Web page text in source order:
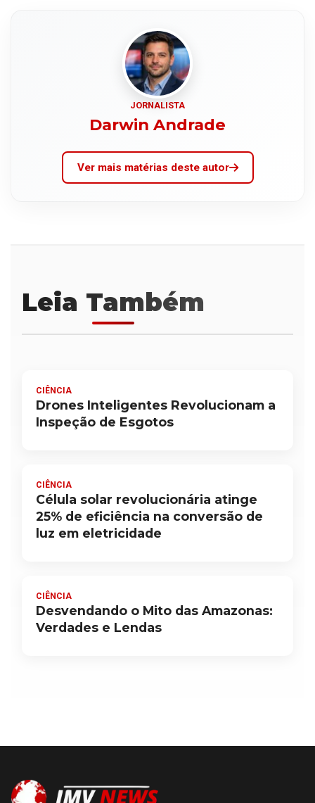
JORNALISTA
Darwin Andrade
Ver mais matérias deste autor
Leia Também
CIÊNCIA
Drones Inteligentes Revolucionam a
Inspeção de Esgotos
CIÊNCIA
Célula solar revolucionária atinge
25% de eficiência na conversão de
luz em eletricidade
CIÊNCIA
Desvendando o Mito das Amazonas:
Verdades e Lendas